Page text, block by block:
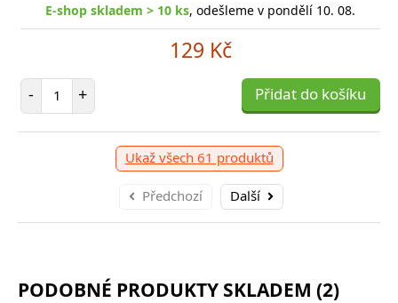
E-shop skladem > 10 ks, odešleme v pondělí 10. 08.
129 Kč
- Počet položek
+ Přidat do košíku
Ukaž všech 61 produktů
Předchozí Další
PODOBNÉ PRODUKTY SKLADEM (2)